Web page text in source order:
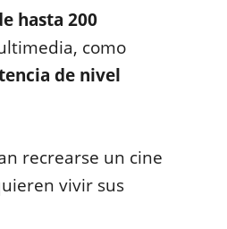
hasta 200
como
de nivel
recrearse un cine
vivir sus